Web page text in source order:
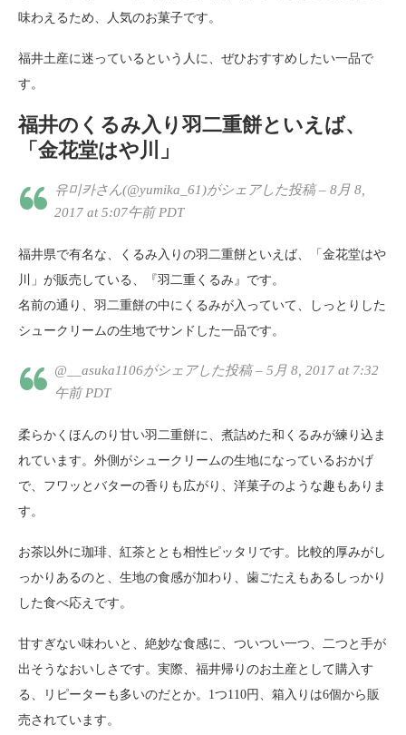
味わえるため、人気のお菓子です。
福井土産に迷っているという人に、ぜひおすすめしたい一品で
す。
福井のくるみ入り羽二重餅といえば、
「金花堂はや川」
유미카さん(@yumika_61)がシェアした投稿 – 8月 8,
2017 at 5:07午前 PDT
福井県で有名な、くるみ入りの羽二重餅といえば、「金花堂はや
川」が販売している、『羽二重くるみ』です。
名前の通り、羽二重餅の中にくるみが入っていて、しっとりした
シュークリームの生地でサンドした一品です。
@__asuka1106がシェアした投稿 – 5月 8, 2017 at 7:32
午前 PDT
柔らかくほんのり甘い羽二重餅に、煮詰めた和くるみが練り込ま
れています。外側がシュークリームの生地になっているおかげ
で、フワッとバターの香りも広がり、洋菓子のような趣もありま
す。
お茶以外に珈琲、紅茶ととも相性ピッタリです。比較的厚みがし
っかりあるのと、生地の食感が加わり、歯ごたえもあるしっかり
した食べ応えです。
甘すぎない味わいと、絶妙な食感に、ついつい一つ、二つと手が
出そうなおいしさです。実際、福井帰りのお土産として購入す
る、リピーターも多いのだとか。1つ110円、箱入りは6個から販
売されています。